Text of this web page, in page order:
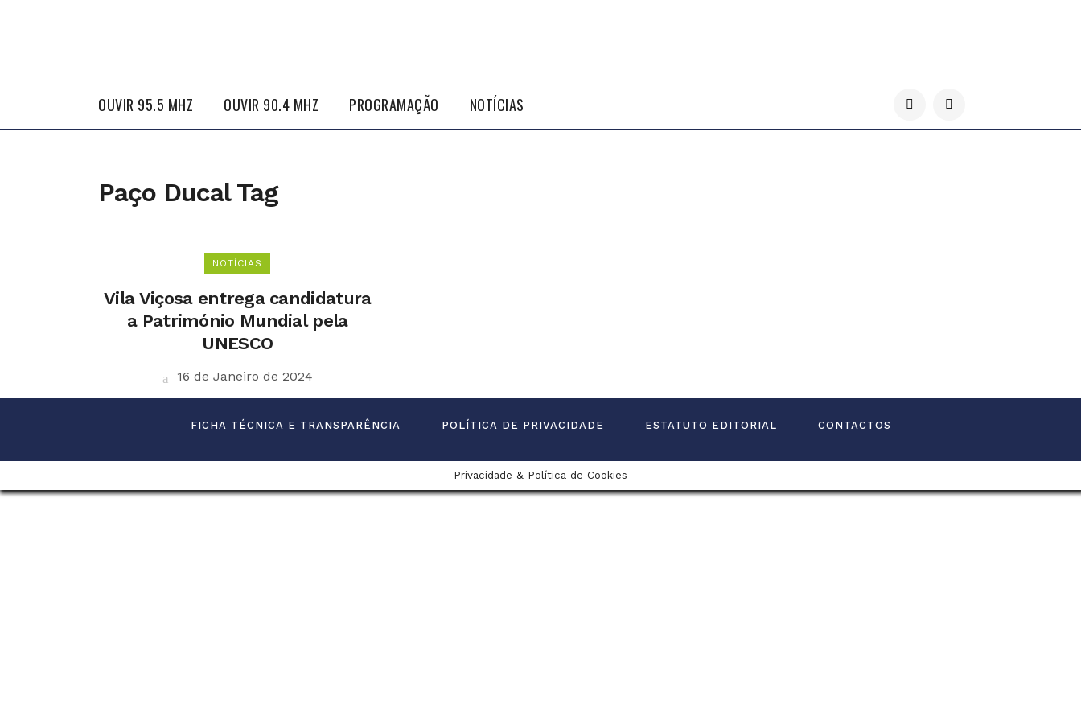
OUVIR 95.5 MHZ OUVIR 90.4 MHZ PROGRAMAÇÃO NOTÍCIAS
Paço Ducal Tag
NOTÍCIAS
Vila Viçosa entrega candidatura
a Património Mundial pela
UNESCO
16 de Janeiro de 2024
FICHA TÉCNICA E TRANSPARÊNCIA POLÍTICA DE PRIVACIDADE ESTATUTO EDITORIAL CONTACTOS
Privacidade & Política de Cookies